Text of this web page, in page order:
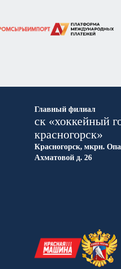
Главный филиал
ск «хоккейный
красногорск»
Красногорск, мкрн.
Ахматовой д. 26